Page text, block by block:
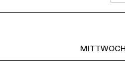
MITTWOCH